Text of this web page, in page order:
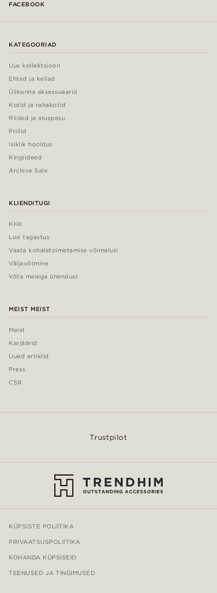
FACEBOOK
KATEGOORIAD
Uus kollektsioon
Ehted ja kellad
Ülikonna aksessuaarid
Kotid ja rahakotid
Riided ja aluspesu
Prillid
Isiklik hooldus
Kingiideed
Archive Sale
KLIENDITUGI
KKK
Loo tagastus
Vaata kohaletoimetamise võimalusi
Väljavõtmine
Võta meiega ühendust
MEIST MEIST
Meist
Karjäärid
Uued artiklid
Press
CSR
Trustpilot
KÜPSISTE POLIITIKA
PRIVAATSUSPOLIITIKA
KOHANDA KÜPSISEID
TEENUSED JA TINGIMUSED